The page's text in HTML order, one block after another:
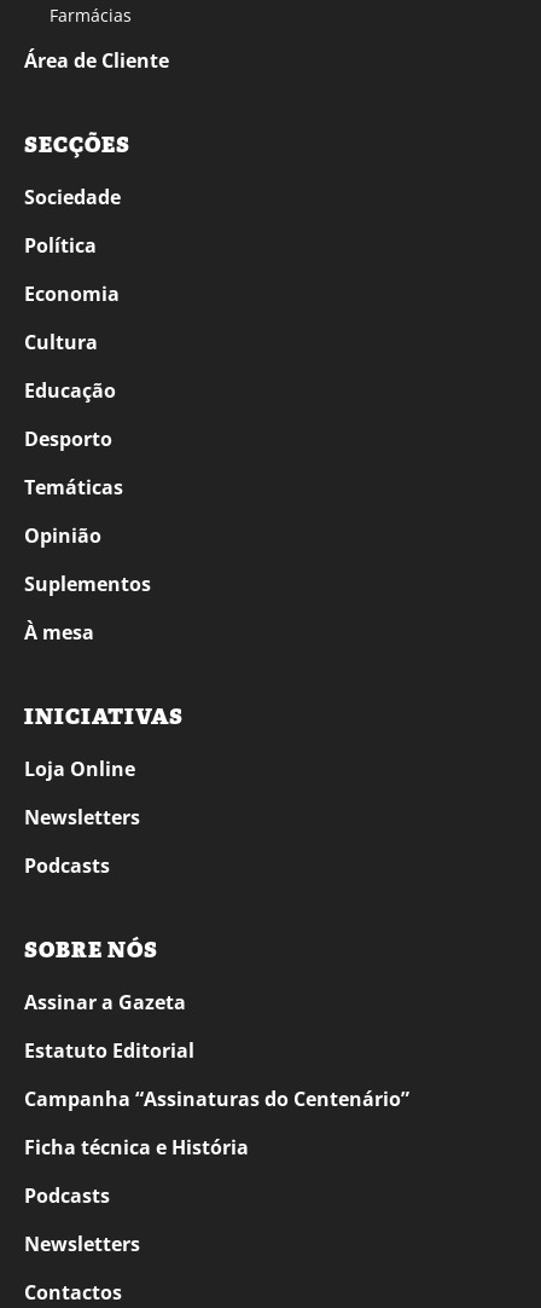
Farmácias
Área de Cliente
SECÇÕES
Sociedade
Política
Economia
Cultura
Educação
Desporto
Temáticas
Opinião
Suplementos
À mesa
INICIATIVAS
Loja Online
Newsletters
Podcasts
SOBRE NÓS
Assinar a Gazeta
Estatuto Editorial
Campanha “Assinaturas do Centenário”
Ficha técnica e História
Podcasts
Newsletters
Contactos